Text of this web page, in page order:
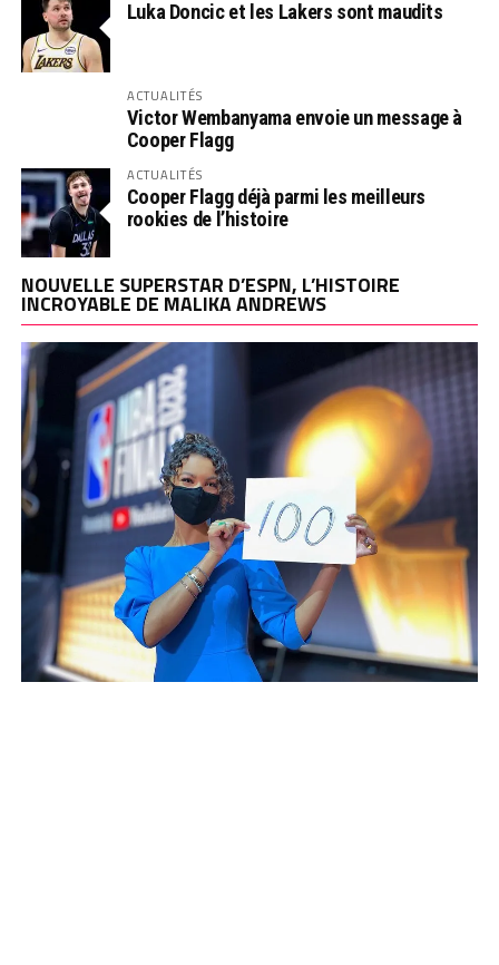
Luka Doncic et les Lakers sont maudits
ACTUALITÉS
Victor Wembanyama envoie un message à
Cooper Flagg
ACTUALITÉS
Cooper Flagg déjà parmi les meilleurs
rookies de l’histoire
NOUVELLE SUPERSTAR D’ESPN, L’HISTOIRE
INCROYABLE DE MALIKA ANDREWS